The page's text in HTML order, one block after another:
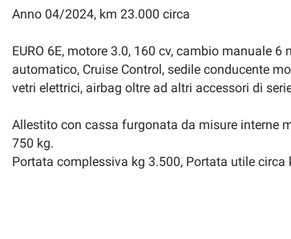
Anno 04/2024, km 23.000 circa
EURO 6E, motore 3.0, 160 cv, cambio manuale
automatico, Cruise Control, sedile conducente
vetri elettrici, airbag oltre ad altri accessori di
Allestito con cassa furgonata da misure interne
750 kg.
Portata complessiva kg 3.500, Portata utile circa